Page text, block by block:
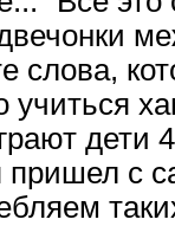
слова,
учиться
с